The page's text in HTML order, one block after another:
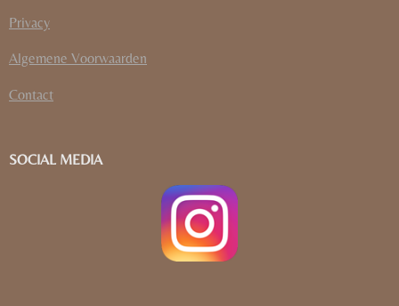
Privacy
Algemene Voorwaarden
Contact
SOCIAL MEDIA